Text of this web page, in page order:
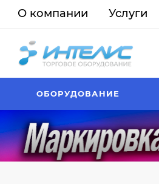
О компании Услуги
ОБОРУДОВАНИЕ